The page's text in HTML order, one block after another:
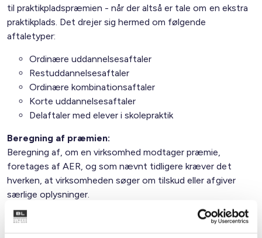
til praktikpladspræmien - når der altså er tale om en ekstra
praktikplads. Det drejer sig hermed om følgende
aftaletyper:
Ordinære uddannelsesaftaler
Restuddannelsesaftaler
Ordinære kombinationsaftaler
Korte uddannelsesaftaler
Delaftaler med elever i skolepraktik
Beregning af præmien:
Beregning af, om en virksomhed modtager præmie,
foretages af AER, og som nævnt tidligere kræver det
hverken, at virksomheden søger om tilskud eller afgiver
særlige oplysninger.
Præmien finansieres gennem alle arbejdsgiveres